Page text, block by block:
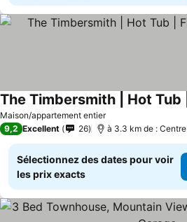
Maison/appartement entier
Consulter les prix
9,2 Excellent 26 à 3.3 km de :
Sélectionnez des dates pour voir
les prix exacts